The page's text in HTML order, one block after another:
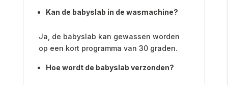
Kan de babyslab in de wasmachine?
Ja, de babyslab kan gewassen worden
op een kort programma van 30 graden.
Hoe wordt de babyslab verzonden?